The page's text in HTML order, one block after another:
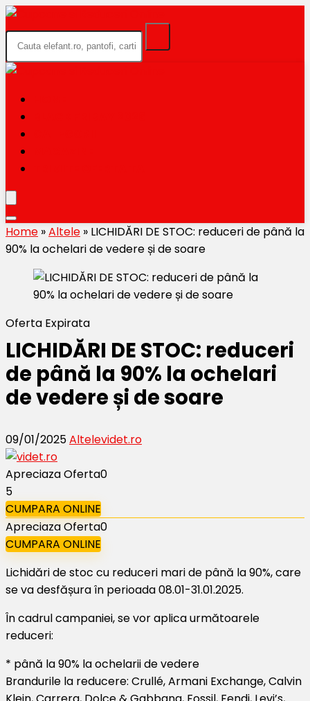
Home »Altele » LICHIDĂRI DE STOC: reduceri de până la
90% la ochelari de vedere și de soare
Oferta Expirata
LICHIDĂRI DE STOC: reduceri
de până la 90% la ochelari
de vedere și de soare
09/01/2025Altelevidet.ro
Apreciaza Oferta0
5
CUMPARA ONLINE
Apreciaza Oferta0
CUMPARA ONLINE
Lichidări de stoc cu reduceri mari de până la 90%, care
se va desfășura în perioada 08.01-31.01.2025.
În cadrul campaniei, se vor aplica următoarele
reduceri:
* până la 90% la ochelarii de vedere
Brandurile la reducere: Crullé, Armani Exchange, Calvin